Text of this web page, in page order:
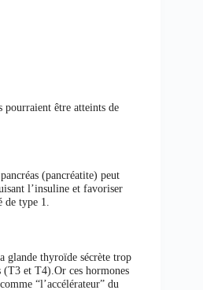
pourraient être atteints de
(pancréatite) peut
l’insuline et favoriser
type 1.
glande thyroïde sécrète trop
(T3 et T4).Or ces hormones
“l’accélérateur” du